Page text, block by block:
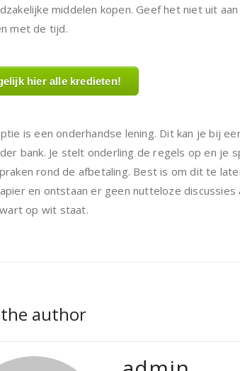
middelen kopen. Geef het niet uit
met de tijd.
hier alle kredieten!
is een onderhandse lening. Dit kan je bij
bank. Je stelt onderling de regels op en je
rond de afbetaling. Best is om dit te
en ontstaan er geen nutteloze
op wit staat.
author